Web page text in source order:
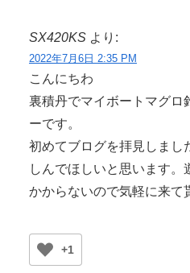
SX420KS より:
2022年7月6日 2:35 PM
こんにちわ
裏積丹でマイボートマグロ
ーです。
初めてブログを拝見しまし
しんでほしいと思います。
かからないので気軽に来て
+1